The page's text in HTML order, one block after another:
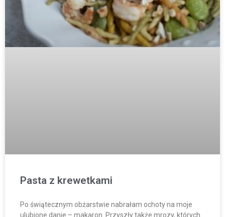
Pasta z krewetkami
Po świątecznym obżarstwie nabrałam ochoty na moje
ulubione danie – makaron. Przyszły także mrozy, których